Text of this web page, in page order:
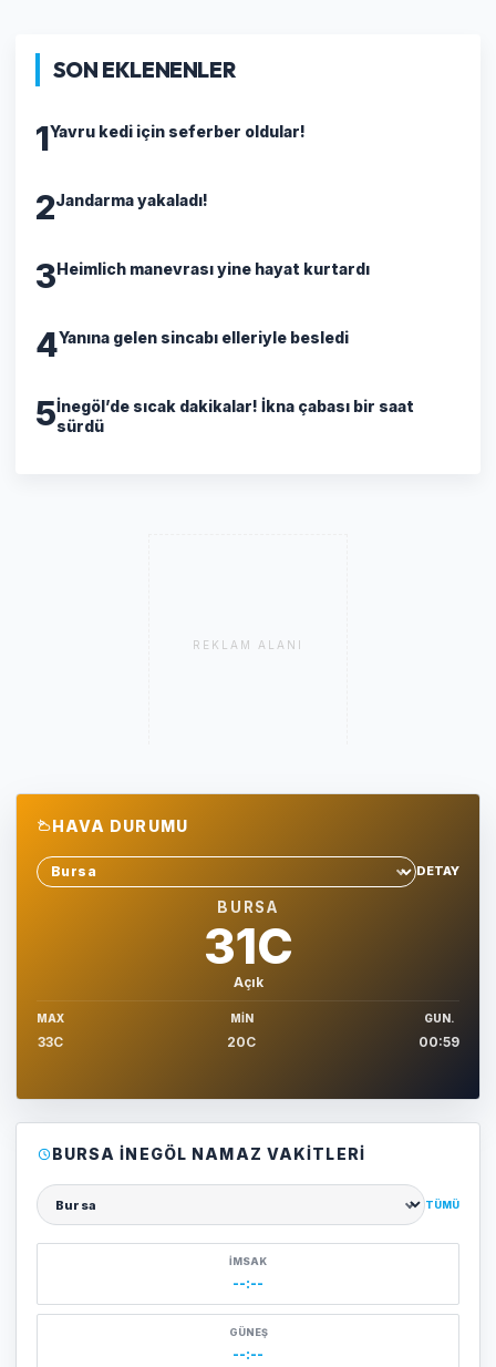
SON EKLENENLER
1Yavru kedi için seferber oldular!
2Jandarma yakaladı!
3 Heimlich manevrası yine hayat kurtardı
4Yanına gelen sincabı elleriyle besledi
5İnegöl’de sıcak dakikalar! İkna çabası bir saat
sürdü
REKLAM ALANI
HAVA DURUMU
Sehir sec
DETAY
BURSA
31C
Açık
MAX
33C
MIN
20C
GUN.
00:59
BURSA İNEGÖL NAMAZ VAKITLERI
Şehir seçin
TÜMÜ
İMSAK
--:--
GÜNEŞ
--:--